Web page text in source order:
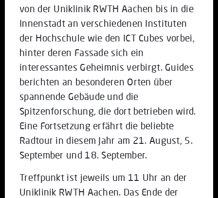
von der Uniklinik RWTH Aachen bis in die
Innenstadt an verschiedenen Instituten
der Hochschule wie den ICT Cubes vorbei,
hinter deren Fassade sich ein
interessantes Geheimnis verbirgt. Guides
berichten an besonderen Orten über
spannende Gebäude und die
Spitzenforschung, die dort betrieben wird.
Eine Fortsetzung erfährt die beliebte
Radtour in diesem Jahr am 21. August, 5.
September und 18. September.
Treffpunkt ist jeweils um 11 Uhr an der
Uniklinik RWTH Aachen. Das Ende der